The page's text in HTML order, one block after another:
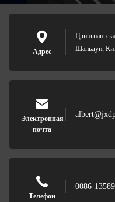
Адрес
Шаньдун,
Электронная
почта
Телефон
0086-